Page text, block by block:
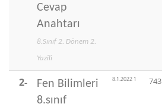
Cevap
Anahtarı
8.Sınıf 2. Dönem 2.
Yazili
2-
Fen Bilimleri
8.sınıf
8.1.2022 1 743